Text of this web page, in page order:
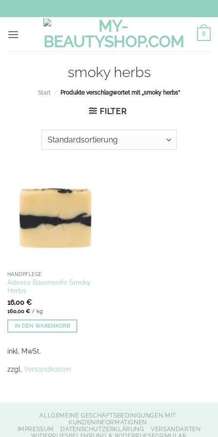
Inhalt
springen
0
smoky herbs
Start / Produkte verschlagwortet mit „smoky herbs“
FILTER
HANDPFLEGE
Adessa Basenseife Smoky
Herbs
16,00 €
160,00 €/ kg
IN DEN WARENKORB
inkl. MwSt.
zzgl. Versandkosten
ALLGEMEINE GESCHÄFTSBEDINGUNGEN MIT
KUNDENINFORMATIONEN
IMPRESSUM
DATENSCHUTZERKLÄRUNG
VERSANDARTEN